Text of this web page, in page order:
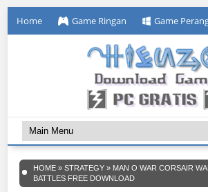
Home Game Ringan Game
HOME »STRATEGY » MAN O WAR CORSAIR
BATTLES FREE DOWNLOAD